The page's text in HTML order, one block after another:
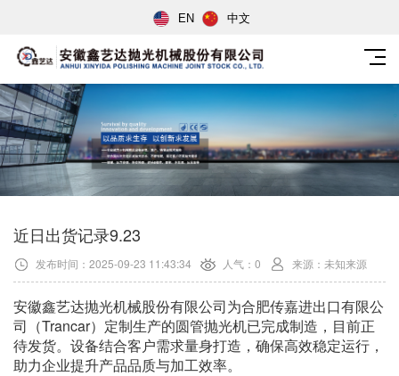
EN 中文
近日出货记录9.23
发布时间：2025-09-23 11:43:34 人气：0 来源：未知来源
安徽鑫艺达抛光机械股份有限公司为合肥传嘉进出口有限公
司（Trancar）定制生产的圆管抛光机已完成制造，目前正
待发货。设备结合客户需求量身打造，确保高效稳定运行，
助力企业提升产品品质与加工效率。